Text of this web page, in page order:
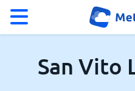
°C
San Vito